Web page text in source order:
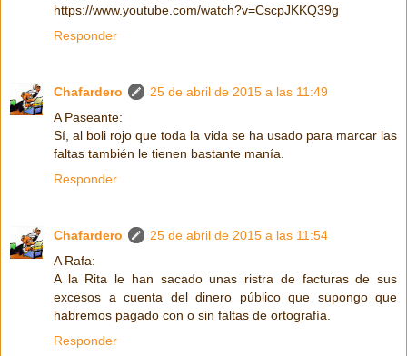
https://www.youtube.com/watch?v=CscpJKKQ39g
Responder
Chafardero
25 de abril de 2015 a las 11:49
A Paseante:
Sí, al boli rojo que toda la vida se ha usado para marcar las
faltas también le tienen bastante manía.
Responder
Chafardero
25 de abril de 2015 a las 11:54
A Rafa:
A la Rita le han sacado unas ristra de facturas de sus
excesos a cuenta del dinero público que supongo que
habremos pagado con o sin faltas de ortografía.
Responder